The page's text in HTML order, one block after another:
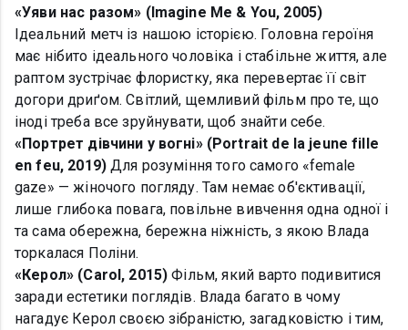
«Уяви нас разом» (Imagine Me & You, 2005)
Ідеальний метч із нашою історією. Головна героїня
має нібито ідеального чоловіка і стабільне життя, але
раптом зустрічає флористку, яка перевертає її світ
догори дриґом. Світлий, щемливий фільм про те, що
іноді треба все зруйнувати, щоб знайти себе.
«Портрет дівчини у вогні» (Portrait de la jeune fille
en feu, 2019)Для розуміння того самого «female
gaze» — жіночого погляду. Там немає об'єктивації,
лише глибока повага, повільне вивчення одна одної і
та сама обережна, бережна ніжність, з якою Влада
торкалася Поліни.
«Керол» (Carol, 2015) Фільм, який варто подивитися
заради естетики поглядів. Влада багато в чому
нагадує Керол своєю зібраністю, загадковістю і тим,